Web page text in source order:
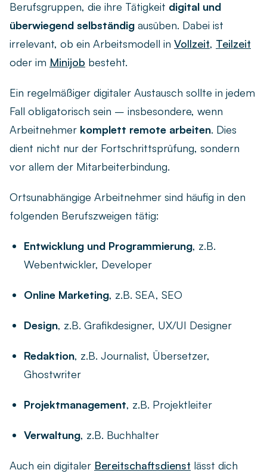
Berufsgruppen, die ihre Tätigkeit digital und
überwiegend selbständig ausüben. Dabei ist
irrelevant, ob ein Arbeitsmodell in Vollzeit, Teilzeit
oder im Minijob besteht.
Ein regelmäßiger digitaler Austausch sollte in jedem
Fall obligatorisch sein – insbesondere, wenn
Arbeitnehmer komplett remote arbeiten. Dies
dient nicht nur der Fortschrittsprüfung, sondern
vor allem der Mitarbeiterbindung.
Ortsunabhängige Arbeitnehmer sind häufig in den
folgenden Berufszweigen tätig:
Entwicklung und Programmierung, z.B.
Webentwickler, Developer
Online Marketing, z.B. SEA, SEO
Design, z.B. Grafikdesigner, UX/UI Designer
Redaktion, z.B. Journalist, Übersetzer,
Ghostwriter
Projektmanagement, z.B. Projektleiter
Verwaltung, z.B. Buchhalter
Auch ein digitaler Bereitschaftsdienst lässt dich